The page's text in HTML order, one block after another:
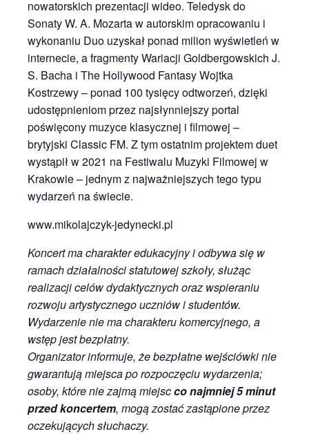
nowatorskich prezentacji wideo. Teledysk do
Sonaty W. A. Mozarta w autorskim opracowaniu i
wykonaniu Duo uzyskał ponad milion wyświetleń w
internecie, a fragmenty Wariacji Goldbergowskich J.
S. Bacha i The Hollywood Fantasy Wojtka
Kostrzewy – ponad 100 tysięcy odtworzeń, dzięki
udostępnieniom przez najsłynniejszy portal
poświęcony muzyce klasycznej i filmowej –
brytyjski Classic FM. Z tym ostatnim projektem duet
wystąpił w 2021 na Festiwalu Muzyki Filmowej w
Krakowie– jednym z najważniejszych tego typu
wydarzeń na świecie.
www.mikolajczyk-jedynecki.pl
Koncert ma charakter edukacyjny i odbywa się w
ramach działalności statutowej szkoły, służąc
realizacji celów dydaktycznych oraz wspieraniu
rozwoju artystycznego uczniów i studentów.
Wydarzenie nie ma charakteru komercyjnego, a
wstęp jest bezpłatny.
Organizator informuje, że bezpłatne wejściówki nie
gwarantują miejsca po rozpoczęciu wydarzenia;
osoby, które nie zajmą miejscco najmniej 5 minut
przed koncertem, mogą zostać zastąpione przez
oczekujących słuchaczy.